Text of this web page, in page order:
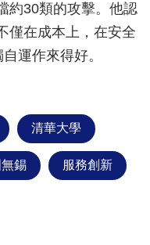
約30類的攻擊。他認
僅在成本上，在安全
運作來得好。
清華大學
錫 服務創新